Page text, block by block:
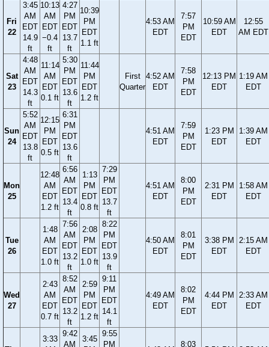
Fri
22
3:45
AM
EDT
14.9
ft
10:13
AM
EDT
−0.4
ft
4:27
PM
EDT
13.7
ft
10:39
PM
EDT
1.1 ft
4:53 AM
EDT
7:57
PM
EDT
10:59 AM
EDT
12:55
AM EDT
Sat
23
4:48
AM
EDT
14.3
ft
11:14
AM
EDT
0.1 ft
5:30
PM
EDT
13.6
ft
11:44
PM
EDT
1.2 ft
First
Quarter
4:52 AM
EDT
7:58
PM
EDT
12:13 PM
EDT
1:19 AM
EDT
Sun
24
5:52
AM
EDT
13.8
ft
12:15
PM
EDT
0.5 ft
6:31
PM
EDT
13.6
ft
4:51 AM
EDT
7:59
PM
EDT
1:23 PM
EDT
1:39 AM
EDT
Mon
25
12:48
AM
EDT
1.2 ft
6:56
AM
EDT
13.4
ft
1:13
PM
EDT
0.8 ft
7:29
PM
EDT
13.7
ft
4:51 AM
EDT
8:00
PM
EDT
2:31 PM
EDT
1:58 AM
EDT
Tue
26
1:48
AM
EDT
1.0 ft
7:56
AM
EDT
13.2
ft
2:08
PM
EDT
1.0 ft
8:22
PM
EDT
13.9
ft
4:50 AM
EDT
8:01
PM
EDT
3:38 PM
EDT
2:15 AM
EDT
Wed
27
2:43
AM
EDT
0.7 ft
8:52
AM
EDT
13.2
ft
2:59
PM
EDT
1.2 ft
9:11
PM
EDT
14.1
ft
4:49 AM
EDT
8:02
PM
EDT
4:44 PM
EDT
2:33 AM
EDT
3:33
9:42
AM
3:45
9:55
PM
8:03